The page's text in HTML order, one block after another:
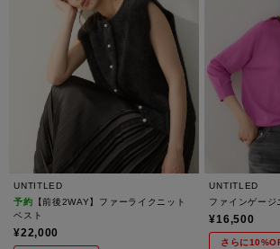
UNTITLED
予約 【前後2WAY】ファーライクニット
ベスト
¥22,000
UNTITLED
ファインゲージ
¥16,500
さらに